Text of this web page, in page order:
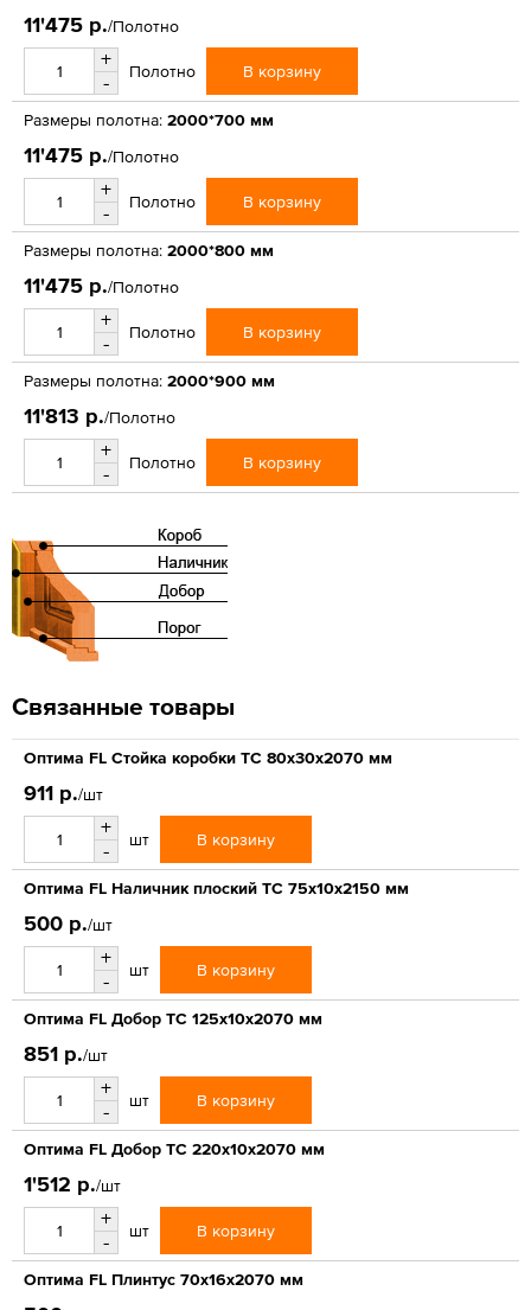
11'475 р./Полотно
+
-
Полотно В корзину
Размеры полотна: 2000*700 мм
11'475 р./Полотно
+
-
Полотно В корзину
Размеры полотна: 2000*800 мм
11'475 р./Полотно
+
-
Полотно В корзину
Размеры полотна: 2000*900 мм
11'813 р./Полотно
+
-
Полотно В корзину
Связанные товары
Оптима FL Стойка коробки ТС 80х30х2070 мм
911 р./шт
+
-
шт В корзину
Оптима FL Наличник плоский ТС 75х10х2150 мм
500 р./шт
+
-
шт В корзину
Оптима FL Добор ТС 125х10х2070 мм
851 р./шт
+
-
шт В корзину
Оптима FL Добор ТС 220х10х2070 мм
1'512 р./шт
+
-
шт В корзину
Оптима FL Плинтус 70х16х2070 мм